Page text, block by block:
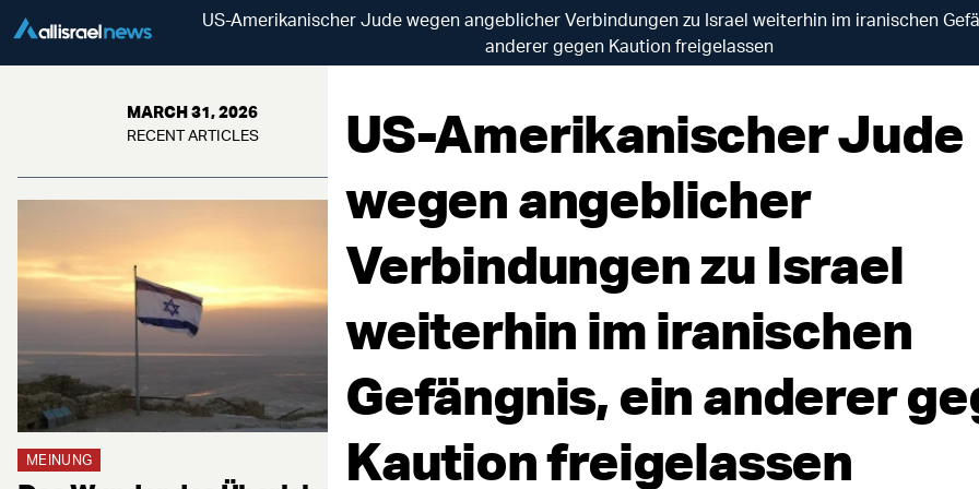
US-Amerikanischer Jude wegen angeblicher Verbindungen zu Israel weiterhin im iranischen
anderer gegen Kaution freigelassen
MARCH 31, 2026
RECENT ARTICLES
MEINUNG
US-Amerikanischer Jude
wegen angeblicher
Verbindungen zu Israel
weiterhin im iranischen
Gefängnis, ein anderer
Kaution freigelassen